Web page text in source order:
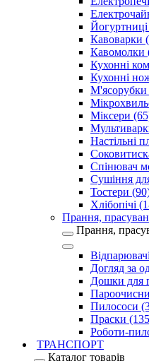
Кавоварки
Кавомолки
Кухонні
Кухонні
М'ясорубки
Міксери
Настільні
Спінювач
Сушіння
Тостери
Хлібопічі
Прання,
Прання,
Догляд за
Дошки для
Пилососи
Праски
Роботи-
ТРАНСПОРТ
Каталог товарів